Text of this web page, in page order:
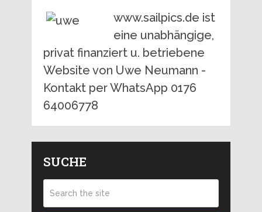
www.sailpics.de ist
eine unabhängige,
privat finanziert u. betriebene
Website von Uwe Neumann -
Kontakt per WhatsApp 0176
64006778
SUCHE